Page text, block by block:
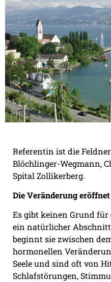
Referentin ist die
Blöchlinger-Wegmann,
Spital Zollikerberg.
Die Veränderung
Es gibt keinen Grund für
ein natürlicher
beginnt sie zwischen
hormonellen
Seele und sind oft von
Schlafstörungen,